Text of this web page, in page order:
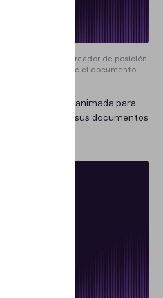
servir como marcador de posición
correctamente el documento.
una guía animada para
correctamente sus documentos